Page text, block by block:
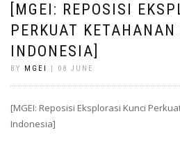
[MGEI: REPOSISI
PERKUAT
INDONESIA]
BY MGEI | 08 JUNE
[MGEI: Reposisi Eksplorasi Kunci
Indonesia]